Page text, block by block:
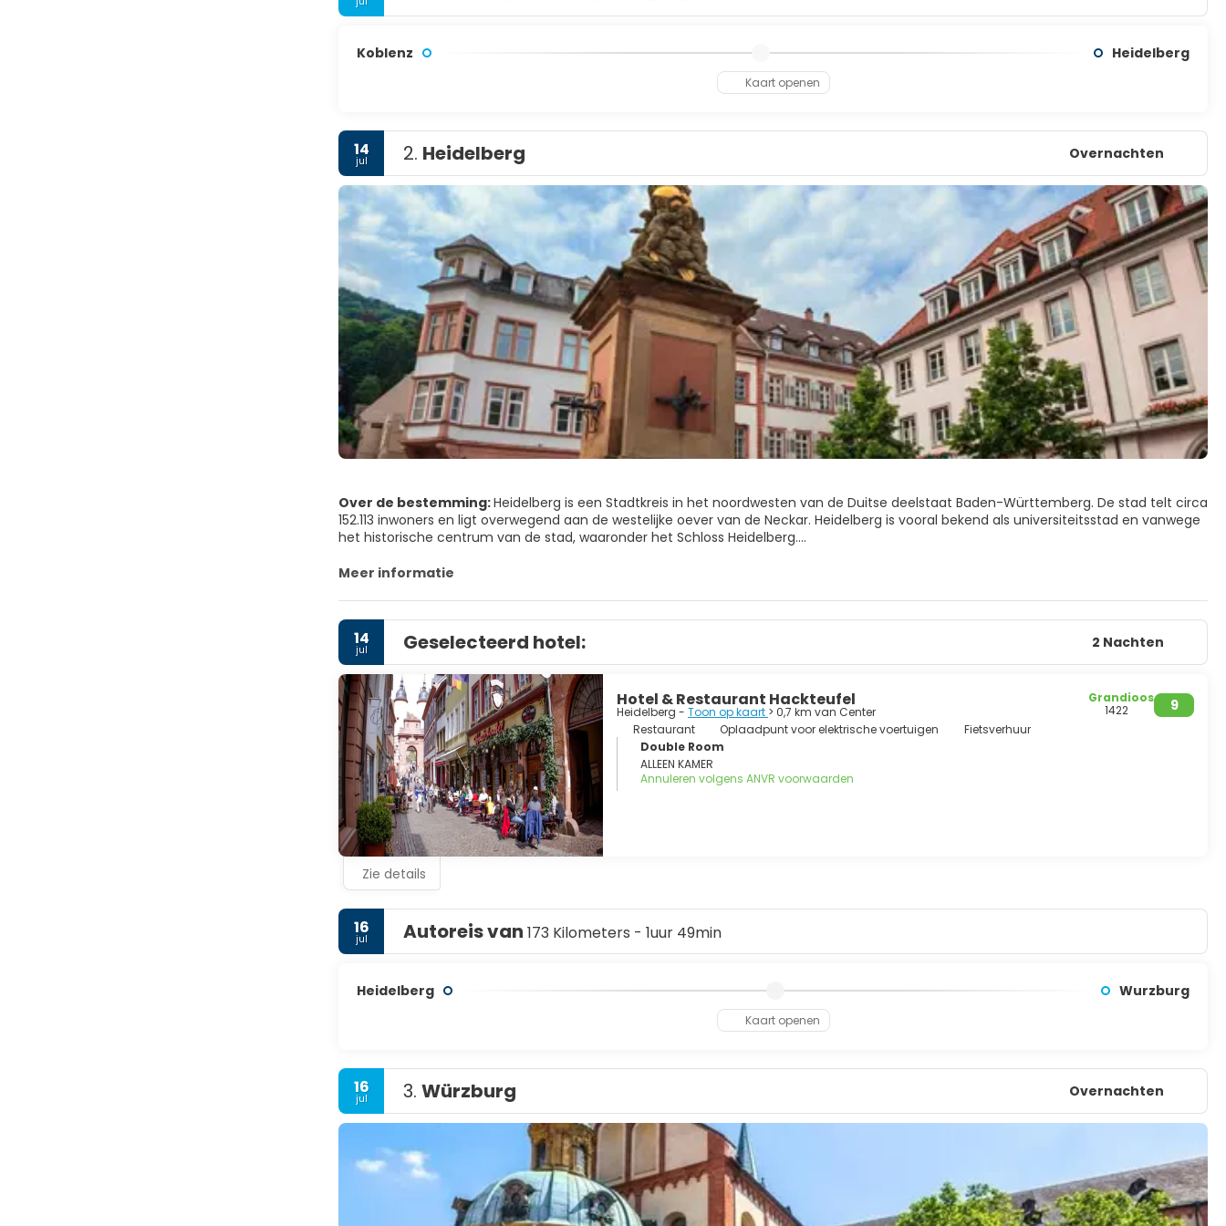
Koblenz Heidelberg
Kaart openen
14
jul 2. Heidelberg Overnachten
Over de bestemming:Heidelberg is een Stadtkreis in het noordwesten van de Duitse deelstaat Baden-Württemberg. De stad telt circa
152.113 inwoners en ligt overwegend aan de westelijke oever van de Neckar. Heidelberg is vooral bekend als universiteitsstad en vanwege
het historische centrum van de stad, waaronder het Schloss Heidelberg.
Vanaf de Königstuhl – de heuvel waarop het kasteel van Heidelberg is gelegen – heeft u een prachtig uitzicht over de omgeving. Ook
gondel die wellicht honderd jaar geleden al heen en weer ging.
Meer informatie
14
jul Geselecteerd hotel: 2 Nachten
Hotel & Restaurant Hackteufel
Heidelberg - Toon op kaart > 0,7 km van Center 9
Grandioos
1422
Restaurant
Oplaadpunt voor elektrische voertuigen
Fietsverhuur
Double Room
ALLEEN KAMER
Annuleren volgens ANVR voorwaarden
Zie details
16
jul Autoreis van 173 Kilometers - 1uur 49min
Heidelberg Wurzburg
Kaart openen
16
jul 3. Würzburg Overnachten